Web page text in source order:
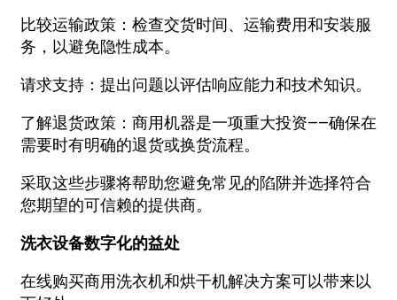
比较运输政策：检查交货时间、运输费用和安装服
务，以避免隐性成本。
请求支持：提出问题以评估响应能力和技术知识。
了解退货政策：商用机器是一项重大投资——确保在
需要时有明确的退货或换货流程。
采取这些步骤将帮助您避免常见的陷阱并选择符合
您期望的可信赖的提供商。
洗衣设备数字化的益处
在线购买商用洗衣机和烘干机解决方案可以带来以